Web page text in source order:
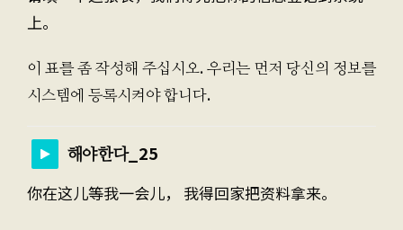
上。
이 표를 좀 작성해 주십시오. 우리는 먼저 당신의 정보를
시스템에 등록시켜야 합니다.
해야한다_25
你在这儿等我一会儿， 我得回家把资料拿来。